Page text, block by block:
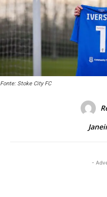
Fonte: Stoke City FC
-